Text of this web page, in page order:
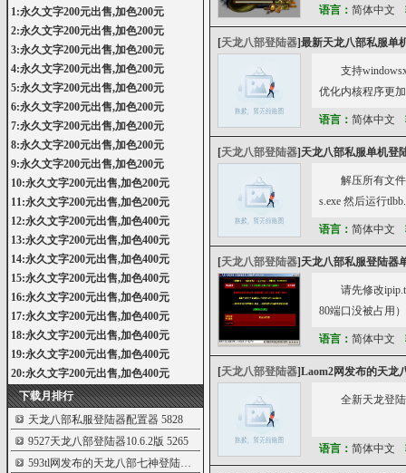
1:永久文字200元出售,加色200元
2:永久文字200元出售,加色200元
3:永久文字200元出售,加色200元
4:永久文字200元出售,加色200元
5:永久文字200元出售,加色200元
6:永久文字200元出售,加色200元
7:永久文字200元出售,加色200元
8:永久文字200元出售,加色200元
9:永久文字200元出售,加色200元
10:永久文字200元出售,加色200元
11:永久文字200元出售,加色200元
12:永久文字200元出售,加色400元
13:永久文字200元出售,加色400元
14:永久文字200元出售,加色400元
15:永久文字200元出售,加色400元
16:永久文字200元出售,加色400元
17:永久文字200元出售,加色400元
18:永久文字200元出售,加色400元
19:永久文字200元出售,加色400元
20:永久文字200元出售,加色400元
下载月排行
天龙八部私服登陆器配置器5828
9527天龙八部登陆器10.6.2版 5265
593tl网发布的天龙八部七神登陆器 5131
语言： 简体中文
[天龙八部登陆器]最新天龙八部私服单
支持
优化内核程序更
语言： 简体中文
[天龙八部登陆器] 天龙八部私服单机登
解压所有文
s.exe 然后运行
语言： 简体中文
[天龙八部登陆器] 天龙八部私服登陆器
请先修改
80端口没被占用）
语言： 简体中文
[天龙八部登陆器]Laom2网发布的天龙
全新天龙登
语言： 简体中文